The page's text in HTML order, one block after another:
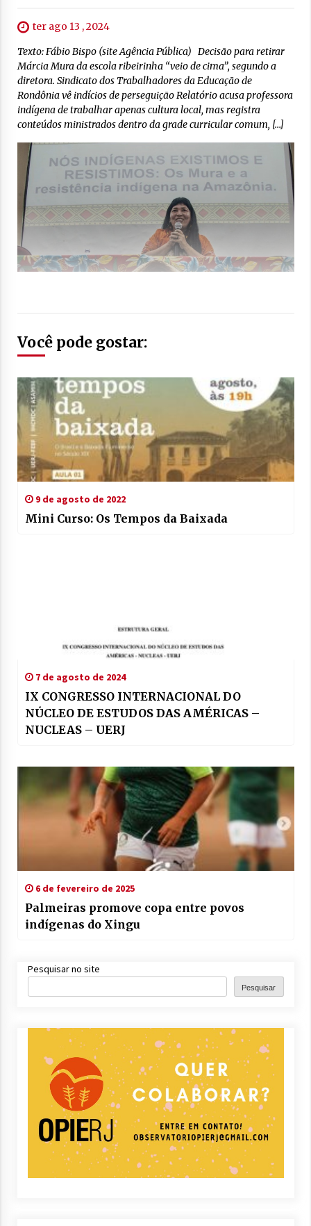
ter ago 13 , 2024
Texto: Fábio Bispo (site Agência Pública) Decisão para retirar
Márcia Mura da escola ribeirinha “veio de cima”, segundo a
diretora. Sindicato dos Trabalhadores da Educação de
Rondônia vê indícios de perseguição Relatório acusa professora
indígena de trabalhar apenas cultura local, mas registra
conteúdos ministrados dentro da grade curricular comum, […]
Você pode gostar:
9 de agosto de 2022
Mini Curso: Os Tempos da Baixada
7 de agosto de 2024
IX CONGRESSO INTERNACIONAL DO
NÚCLEO DE ESTUDOS DAS AMÉRICAS –
NUCLEAS – UERJ
6 de fevereiro de 2025
Palmeiras promove copa entre povos
indígenas do Xingu
Pesquisar no site
Pesquisar